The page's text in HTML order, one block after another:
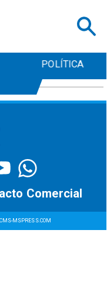
POLÍTICA
MSPRESS.COM
Comercial